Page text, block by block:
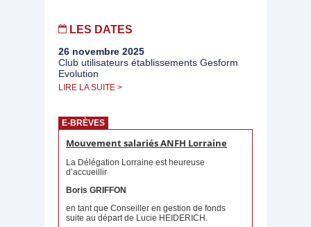
LES DATES
26 novembre 2025
Club utilisateurs établissements Gesform
Evolution
LIRE LA SUITE >
E-BRÈVES
Mouvement salariés ANFH Lorraine
La Délégation Lorraine est heureuse
d’accueillir
Boris GRIFFON
en tant que Conseiller en gestion de fonds
suite au départ de Lucie HEIDERICH.